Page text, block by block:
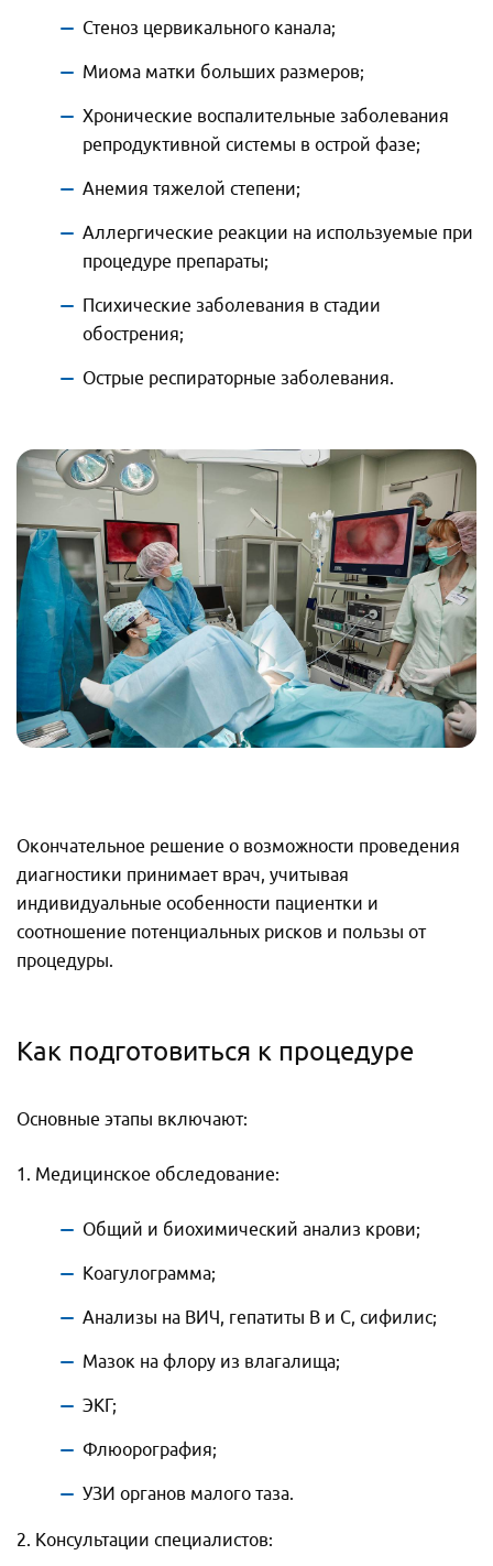
Стеноз цервикального канала;
Миома матки больших размеров;
Хронические воспалительные заболевания
репродуктивной системы в острой фазе;
Анемия тяжелой степени;
Аллергические реакции на используемые при
процедуре препараты;
Психические заболевания в стадии
обострения;
Острые респираторные заболевания.
Окончательное решение о возможности проведения
диагностики принимает врач, учитывая
индивидуальные особенности пациентки и
соотношение потенциальных рисков и пользы от
процедуры.
Как подготовиться к процедуре
Основные этапы включают:
1. Медицинское обследование:
Общий и биохимический анализ крови;
Коагулограмма;
Анализы на ВИЧ, гепатиты В и С, сифилис;
Мазок на флору из влагалища;
ЭКГ;
Флюорография;
УЗИ органов малого таза.
2. Консультации специалистов:
Имя
Наименование услуги:
Наименование услуги:
Гистероскопия матки
Ф.И.О.*